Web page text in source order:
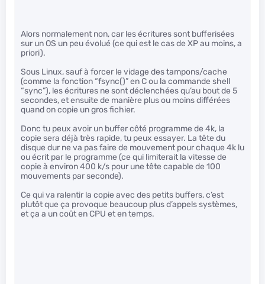
Alors normalement non, car les écritures sont bufferisées
sur un OS un peu évolué (ce qui est le cas de XP au moins, a
priori).
Sous Linux, sauf à forcer le vidage des tampons/cache
(comme la fonction “fsync()” en C ou la commande shell
“sync”), les écritures ne sont déclenchées qu’au bout de 5
secondes, et ensuite de manière plus ou moins différées
quand on copie un gros fichier.
Donc tu peux avoir un buffer côté programme de 4k, la
copie sera déjà très rapide, tu peux essayer. La tête du
disque dur ne va pas faire de mouvement pour chaque 4k lu
ou écrit par le programme (ce qui limiterait la vitesse de
copie à environ 400 k/s pour une tête capable de 100
mouvements par seconde).
Ce qui va ralentir la copie avec des petits buffers, c’est
plutôt que ça provoque beaucoup plus d’appels systèmes,
et ça a un coût en CPU et en temps.